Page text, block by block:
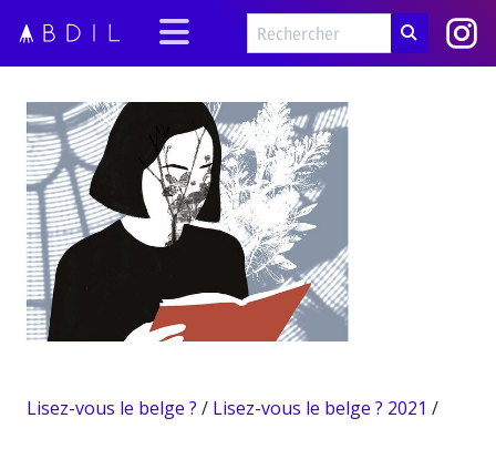
Lisez-vous le belge ? / Lisez-vous le belge ? 2021 /